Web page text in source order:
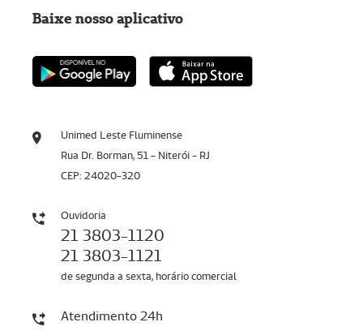
Unimed Leste Fluminense
Rua Dr. Borman, 51 - Niterói - RJ
CEP: 24020-320
Ouvidoria
21 3803-1120
21 3803-1121
de segunda a sexta, horário comercial
Atendimento 24h
Baixe nosso aplicativo